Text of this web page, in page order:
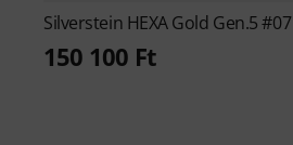
Silverstein HEXA Gold Gen.5 #07
150 100 Ft